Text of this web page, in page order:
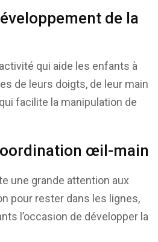
de la
qui aide les enfants à
de leurs doigts, de leur main
facilite la manipulation de
œil-main
une grande attention aux
pour rester dans les lignes,
l’occasion de développer la